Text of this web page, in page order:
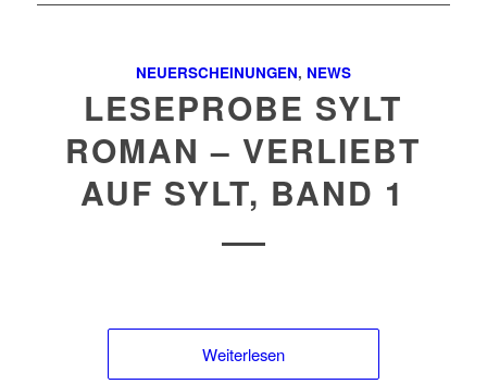
NEUERSCHEINUNGEN, NEWS
LESEPROBE SYLT
ROMAN – VERLIEBT
AUF SYLT, BAND 1
Weiterlesen